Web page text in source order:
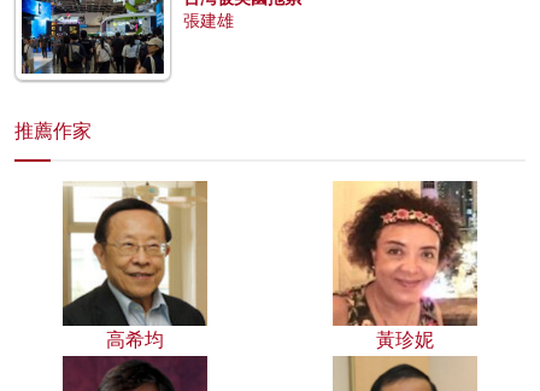
張建雄
推薦作家
高希均 黃珍妮